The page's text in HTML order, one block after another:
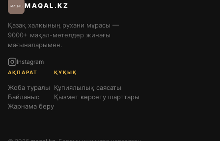
MAQAL.KZ
Қазақ халқының рухани мұрасы —
9000+ мақал-мәтелдер жинағы
мағыналарымен.
Instagram
АҚПАРАТ
Жоба туралы
Байланыс
Жарнама беру
ҚҰҚЫҚ
Құпиялылық саясаты
Қызмет көрсету шарттары